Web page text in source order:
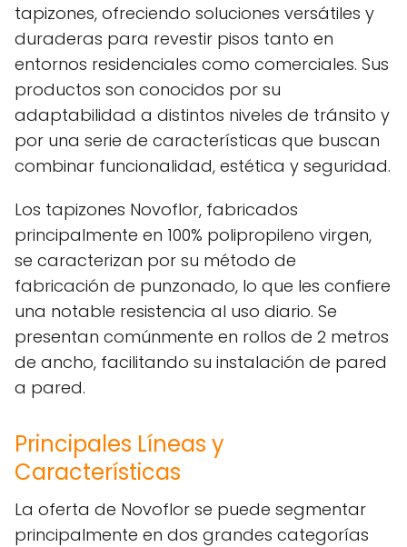
tapizones, ofreciendo soluciones versátiles y
duraderas para revestir pisos tanto en
entornos residenciales como comerciales. Sus
productos son conocidos por su
adaptabilidad a distintos niveles de tránsito y
por una serie de características que buscan
combinar funcionalidad, estética y seguridad.
Los tapizones Novoflor, fabricados
principalmente en 100% polipropileno virgen,
se caracterizan por su método de
fabricación de punzonado, lo que les confiere
una notable resistencia al uso diario. Se
presentan comúnmente en rollos de 2 metros
de ancho, facilitando su instalación de pared
a pared.
Principales Líneas y
Características
La oferta de Novoflor se puede segmentar
principalmente en dos grandes categorías